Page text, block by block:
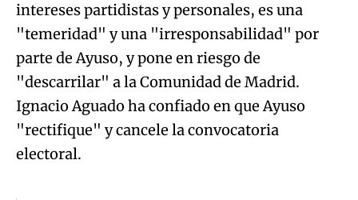
Try again
intereses partidistas y personales, es una
"temeridad" y una "irresponsabilidad" por
parte de Ayuso, y pone en riesgo de
"descarrilar" a la Comunidad de Madrid.
Ignacio Aguado ha confiado en que Ayuso
"rectifique" y cancele la convocatoria
electoral.